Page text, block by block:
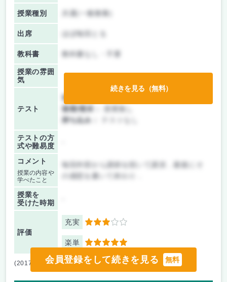
会員登録をして続きを見る 無料
授業種別 共通(一般教養)
出席 ほぼ毎回とる
教科書 教科書なし・不要
授業の雰囲
気
テスト
前期/中間：
後期/期末：
授業無し
持ち込み：
テストの方
式や難易度
コメント
授業の内容や
学べたこと
毎回外部から講師を招いて講演．最後にそ
の感想を書いて終わり．
授業を
受けた時期
評価
充実 3
楽単 5
続きを見る（無料）
(2017/06/21) [2566562]